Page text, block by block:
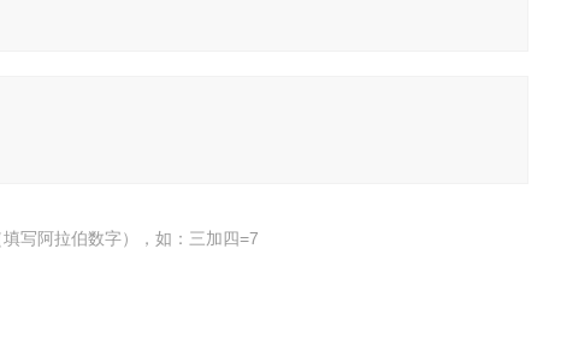
写阿拉伯数字），如：三加四=7